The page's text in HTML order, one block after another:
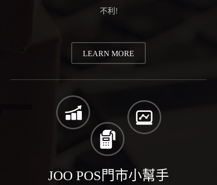
不利!
LEARN MORE
JOO POS門市小幫手